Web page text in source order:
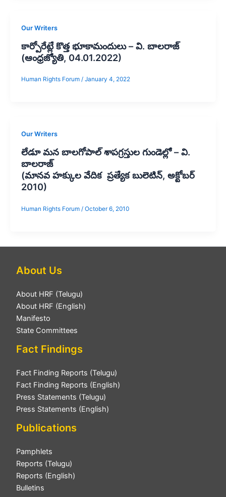
Our Writers
కార్పోరేట్లే కొత్త భూకామందులు – వి. బాలరాజ్‌
(ఆంధ్రజ్యోతి, 04.01.2022)
Human Rights Forum / January 4, 2022
Our Writers
లేడూ మన బాలగోపాల్ శాపగ్రస్తుల గుండెల్లో – వి.
బాలరాజ్
(మానవ హక్కుల వేదిక ప్రత్యేక బులెటిన్, అక్టోబర్
2010)
Human Rights Forum / October 6, 2010
About Us
About HRF (Telugu)
About HRF (English)
Manifesto
State Committees
Fact Findings
Fact Finding Reports (Telugu)
Fact Finding Reports (English)
Press Statements (Telugu)
Press Statements (English)
Publications
Pamphlets
Reports (Telugu)
Reports (English)
Bulletins